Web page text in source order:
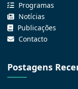
Programas
Notícias
Publicações
Contacto
Postagens